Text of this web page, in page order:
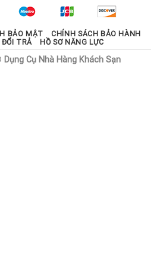
1.785.000 ₫.
BẢO MẬT
CHÍNH SÁCH BẢO HÀNH
ĐỔI TRẢ
HỒ SƠ NĂNG LỰC
Dụng Cụ Nhà Hàng Khách Sạn